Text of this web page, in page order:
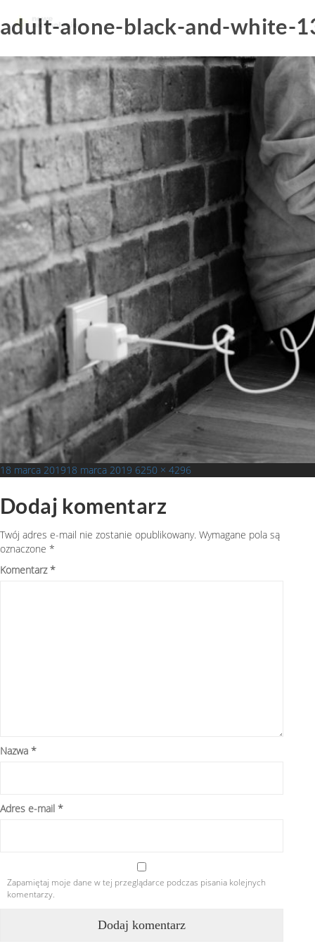
adult-alone-black-and-white-
Opublikowano
18 marca 201918 marca 2019 Pełny
6250 × 4296
Dodaj komentarz
Twój adres e-mail nie zostanie opublikowany. Wymagane pola są
oznaczone *
Komentarz*
Nazwa *
Adres e-mail *
Zapamiętaj moje dane w tej przeglądarce podczas pisania kolejnych
komentarzy.